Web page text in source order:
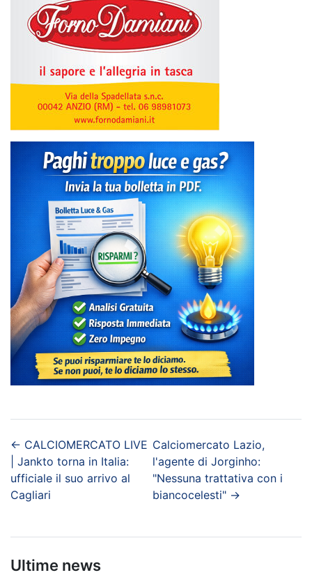
← CALCIOMERCATO LIVE
| Jankto torna in Italia:
ufficiale il suo arrivo al
Cagliari
Calciomercato Lazio,
l'agente di Jorginho:
"Nessuna trattativa con i
biancocelesti"→
Ultime news